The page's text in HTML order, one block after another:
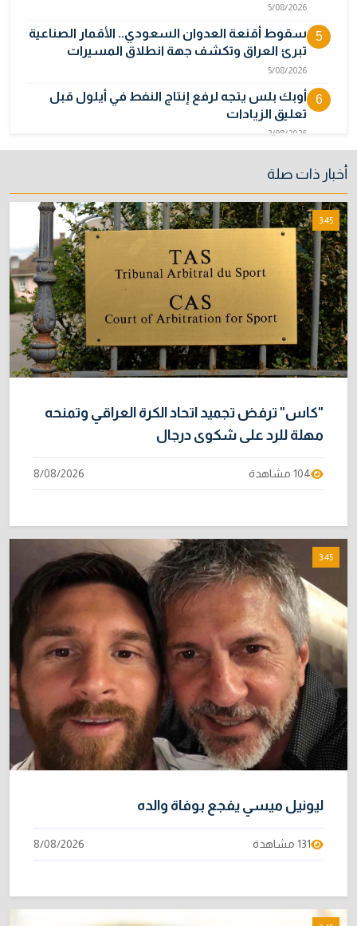
5/08/2026
5
سقوط أقنعة العدوان السعودي.. الأقمار الصناعية
تبرئ العراق وتكشف جهة انطلاق المسيرات
5/08/2026
6
أوبك بلس يتجه لرفع إنتاج النفط في أيلول قبل
تعليق الزيادات
2/08/2026
3/08/2026
8
نائبة تحذر من اضطرابات بسبب تأخّر دفع رواتب
الموظفين
4/08/2026
9
خطر "إيبولا" يتضاعف.. ارتفاع عدد الإصابات
بالفيروس إلى 3748
3/08/2026
10
خبراء: 70 بالمئة من نفط الخليج لا يملك بديلاً عن
هرمز
2/08/2026
أخبار ذات صلة
3:45
"كاس" ترفض تجميد اتحاد الكرة العراقي وتمنحه
مهلة للرد على شكوى درجال
104 مشاهدة 8/08/2026
3:45
ليونيل ميسي يفجع بوفاة والده
131 مشاهدة 8/08/2026